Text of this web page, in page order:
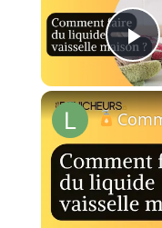
Comment faire